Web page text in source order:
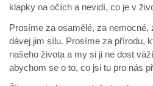
klapky na očích a nevidí, co je v
Prosíme za osamělé, za
dávej jim sílu. Prosíme za přírodu,
našeho života a my si ji ne dost
abychom se o to, co jsi tu pro nás